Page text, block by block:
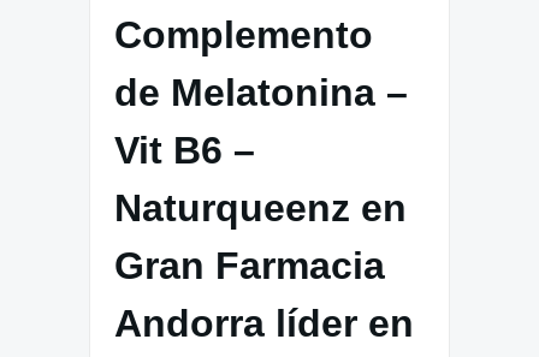
Complemento
de Melatonina –
Vit B6 –
Naturqueenz en
Gran Farmacia
Andorra líder en